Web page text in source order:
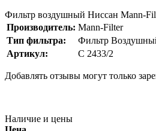
Фильтр воздушный Ниссан Mann-
Производитель: Mann-Filter
Тип фильтра:
Фильтр
Артикул:
C 2433/2
Добавлять отзывы могут только
Наличие и цены